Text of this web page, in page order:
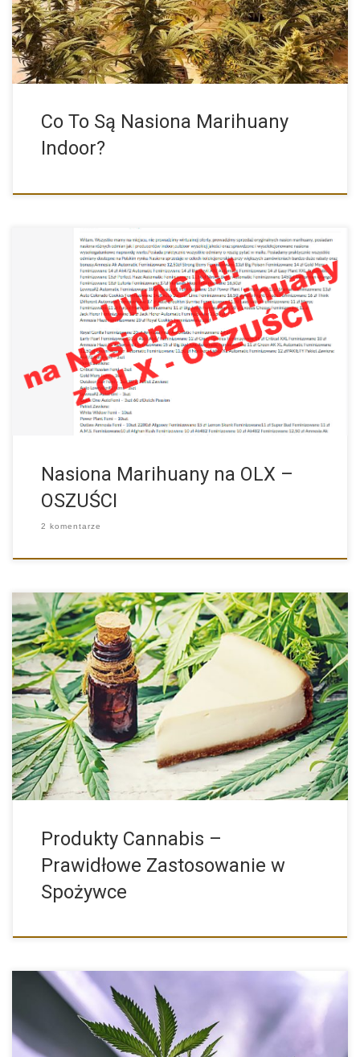
Co To Są Nasiona Marihuany
Indoor?
Uwaga na nasiona marihuany z ogłoszeń na OLX. Już jakiś […]
Nasiona Marihuany na OLX –
OSZUŚCI
2 komentarze
Pożywienie konopne wykorzystywana w spożywce zrobiona jest
z pozyskanych wcześniej […]
Produkty Cannabis –
Prawidłowe Zastosowanie w
Spożywce